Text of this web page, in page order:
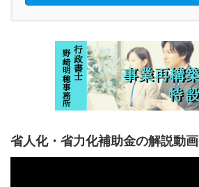
省人化・省力化補助金の解説動画